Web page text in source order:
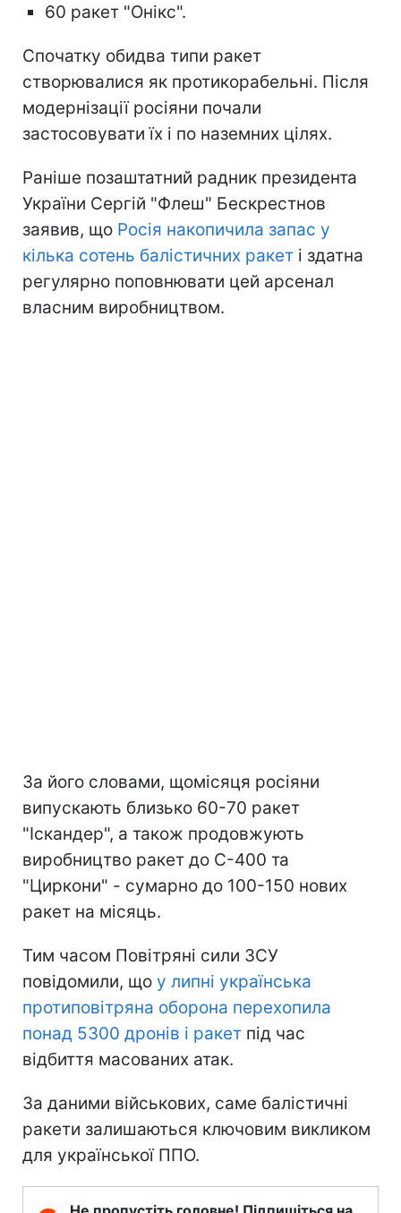
60 ракет "Онікс".
Спочатку обидва типи ракет
створювалися як протикорабельні. Після
модернізації росіяни почали
застосовувати їх і по наземних цілях.
Раніше позаштатний радник президента
України Сергій "Флеш" Бескрестнов
заявив, що Росія накопичила запас у
кілька сотень балістичних ракет і здатна
регулярно поповнювати цей арсенал
власним виробництвом.
За його словами, щомісяця росіяни
випускають близько 60-70 ракет
"Іскандер", а також продовжують
виробництво ракет до С-400 та
"Циркони" - сумарно до 100-150 нових
ракет на місяць.
Тим часом Повітряні сили ЗСУ
повідомили, що у липні українська
протиповітряна оборона перехопила
понад 5300 дронів і ракет під час
відбиття масованих атак.
За даними військових, саме балістичні
ракети залишаються ключовим викликом
для української ППО.